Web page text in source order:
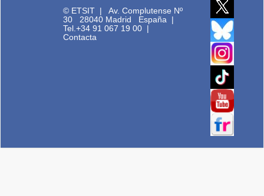
© ETSIT |Av. Complutense Nº
30 28040 Madrid España |
Tel.+34 91 067 19 00 |
Contacta